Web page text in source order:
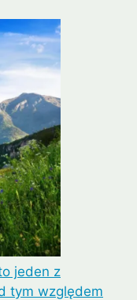
jeden z
tym względem